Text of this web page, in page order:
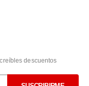
descuentos